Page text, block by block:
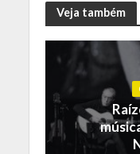
Veja também